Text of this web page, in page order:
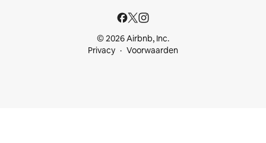
© 2026 Airbnb, Inc.
Privacy
Voorwaarden